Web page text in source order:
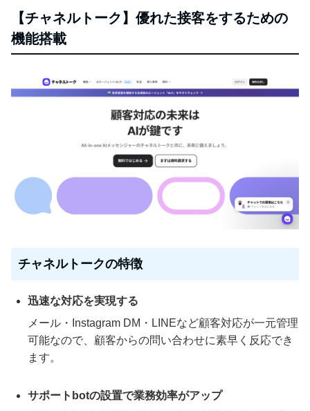
【チャネルトーク】優れた接客をするための
機能搭載
チャネルトークの特徴
迅速な対応を実現する
メール・Instagram DM・LINEなど顧客対応が一元管理
可能なので、顧客からの問い合わせに素早く反応でき
ます。
サポートbotの設置で業務効率がアップ